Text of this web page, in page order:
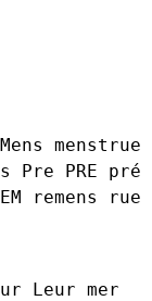
menstrue
Pre PRE pré
remens
rue
Leur mer